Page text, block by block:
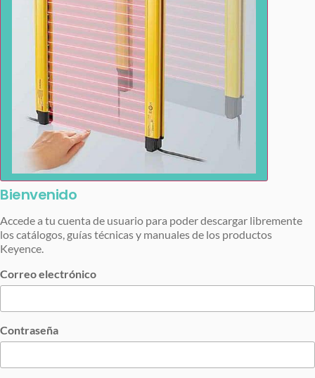
Bienvenido
Accede a tu cuenta de usuario para poder descargar libremente
los catálogos, guías técnicas y manuales de los productos
Keyence.
Correo electrónico
Contraseña